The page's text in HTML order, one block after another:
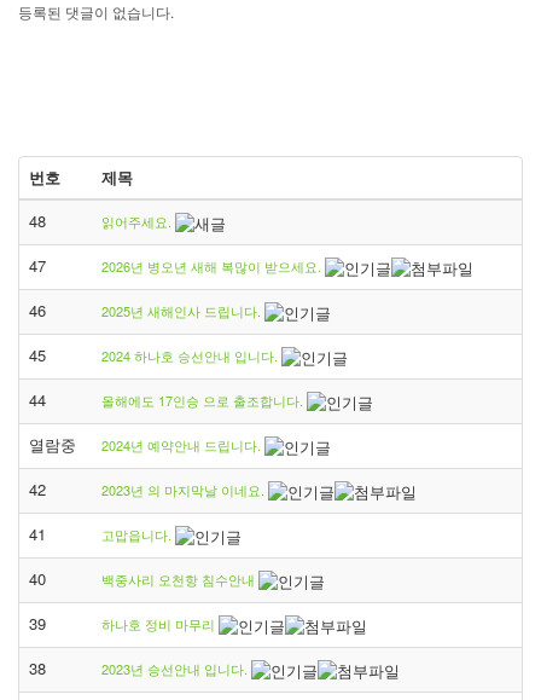
등록된 댓글이 없습니다.
번호
제목
48
읽어주세요.
47 2026년 병오년 새해 복많이 받으세요.
46 2025년 새해인사 드립니다.
45 2024 하나호 승선안내 입니다.
44 올해에도 17인승 으로 출조합니다.
열람중 2024년 예약안내 드립니다.
42 2023년 의 마지막날 이네요.
41 고맙읍니다.
40 백중사리 오천항 침수안내
39 하나호 정비 마무리
38 2023년 승선안내 입니다.